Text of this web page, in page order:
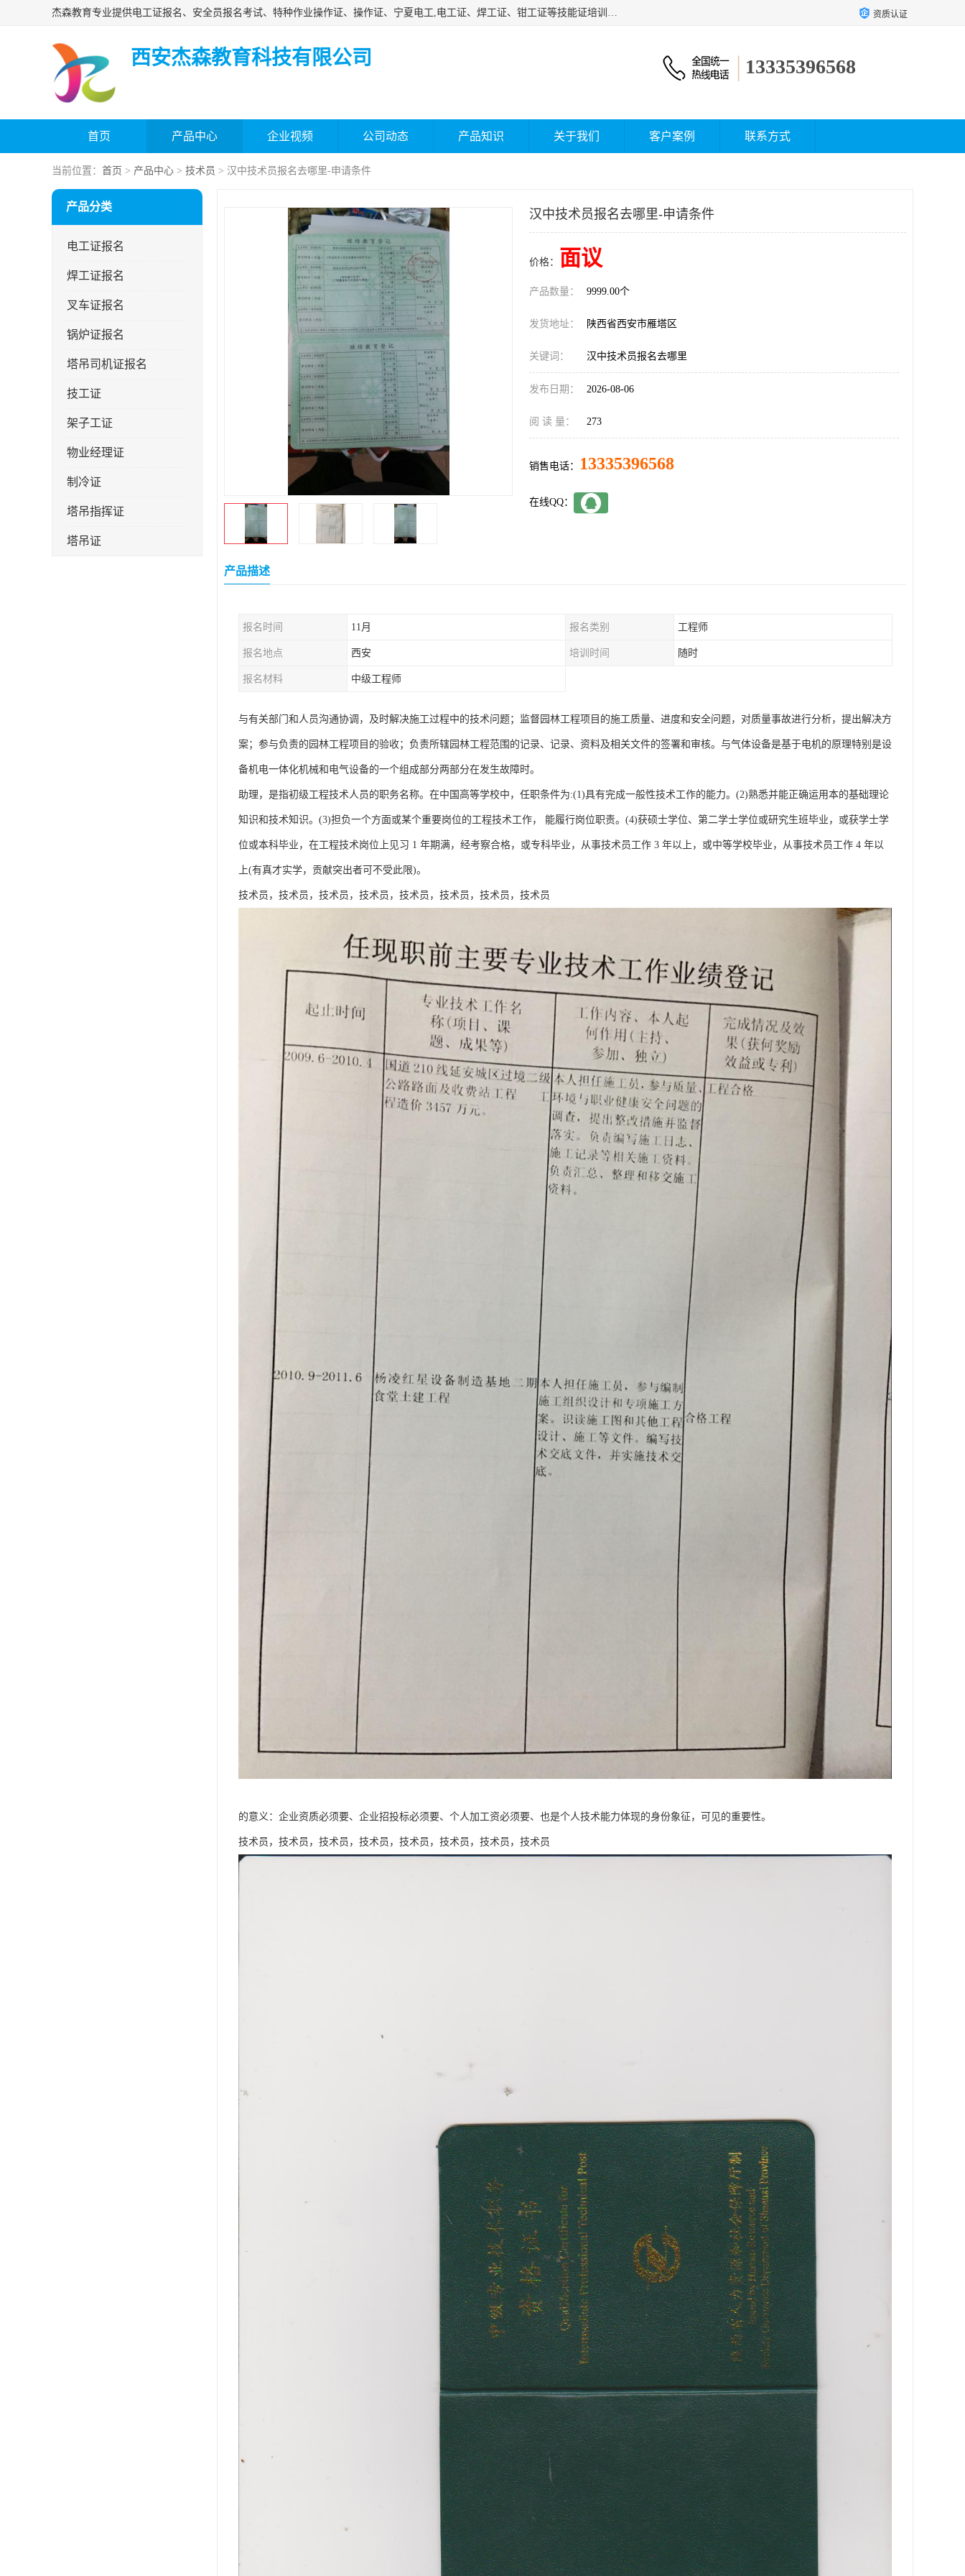
杰森教育专业提供电工证报名、安全员报名考试、特种作业操作证、操作证、宁夏电工,电工证、焊工证、钳工证等技能证培训课程。 资质认证
西安杰森教育科技有限公司 13335396568
首页 产品中心 企业视频 公司动态 产品知识 关于我们 客户案例 联系方式
当前位置： 首页 > 产品中心 > 技术员 > 汉中技术员报名去哪里-申请条件
产品分类
电工证报名
焊工证报名
叉车证报名
锅炉证报名
塔吊司机证报名
技工证
架子工证
物业经理证
制冷证
塔吊指挥证
塔吊证
汉中技术员报名去哪里-申请条件
价格： 面议
产品数量： 9999.00个
发货地址： 陕西省西安市雁塔区
关键词： 汉中技术员报名去哪里
发布日期： 2026-08-06
阅 读 量： 273
销售电话： 13335396568
在线QQ：
产品描述
报名时间 11月 报名类别 工程师
报名地点 西安 培训时间 随时
报名材料 中级工程师
与有关部门和人员沟通协调，及时解决施工过程中的技术问题；监督园林工程项目的施工质量、进度和安全问题，对质量事故进行分析，提出解决方
案；参与负责的园林工程项目的验收；负责所辖园林工程范围的记录、记录、资料及相关文件的签署和审核。与气体设备是基于电机的原理特别是设
备机电一体化机械和电气设备的一个组成部分两部分在发生故障时。
助理，是指初级工程技术人员的职务名称。在中国高等学校中，任职条件为:(1)具有完成一般性技术工作的能力。(2)熟悉并能正确运用本的基础理论
知识和技术知识。(3)担负一个方面或某个重要岗位的工程技术工作， 能履行岗位职责。(4)获硕士学位、第二学士学位或研究生班毕业，或获学士学
位或本科毕业，在工程技术岗位上见习 1 年期满，经考察合格，或专科毕业，从事技术员工作 3 年以上，或中等学校毕业，从事技术员工作 4 年以
上(有真才实学，贡献突出者可不受此限)。
技术员，技术员，技术员，技术员，技术员，技术员，技术员，技术员
的意义：企业资质必须要、企业招投标必须要、个人加工资必须要、也是个人技术能力体现的身份象征，可见的重要性。
技术员，技术员，技术员，技术员，技术员，技术员，技术员，技术员